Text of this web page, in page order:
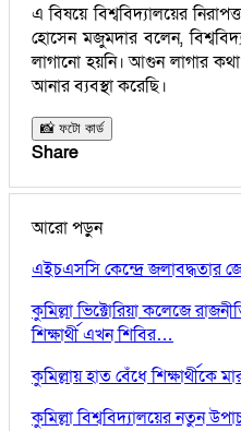
এ বিষয়ে বিশ্ববিদ্যালয়ের
হোসেন মজুমদার বলেন,
লাগানো হয়নি। আগুন লাগার কথা
আনার ব্যবস্থা করেছি।
📸 ফটো কার্ড
Share
আরো পড়ুন
এইচএসসি কেন্দ্রে জলাবদ্ধতার
কুমিল্লা ভিক্টোরিয়া কলেজে
শিক্ষার্থী এখন শিবির…
কুমিল্লায় হাত বেঁধে শিক্ষার্থীকে
কুমিল্লা বিশ্ববিদ্যালয়ের নতুন